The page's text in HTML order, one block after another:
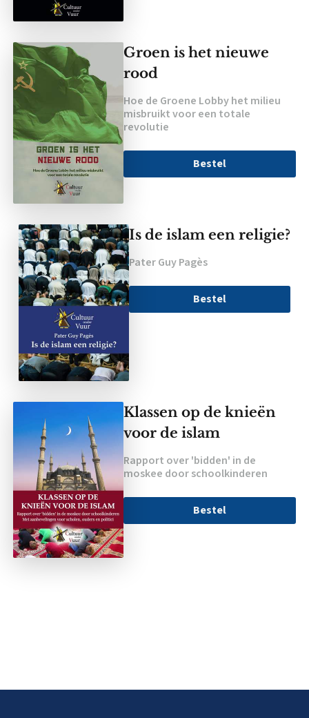
Groen is het nieuwe
rood
Hoe de Groene Lobby het milieu
misbruikt voor een totale
revolutie
Bestel
Is de islam een religie?
Pater Guy Pagès
Bestel
Klassen op de knieën
voor de islam
Rapport over 'bidden' in de
moskee door schoolkinderen
Bestel